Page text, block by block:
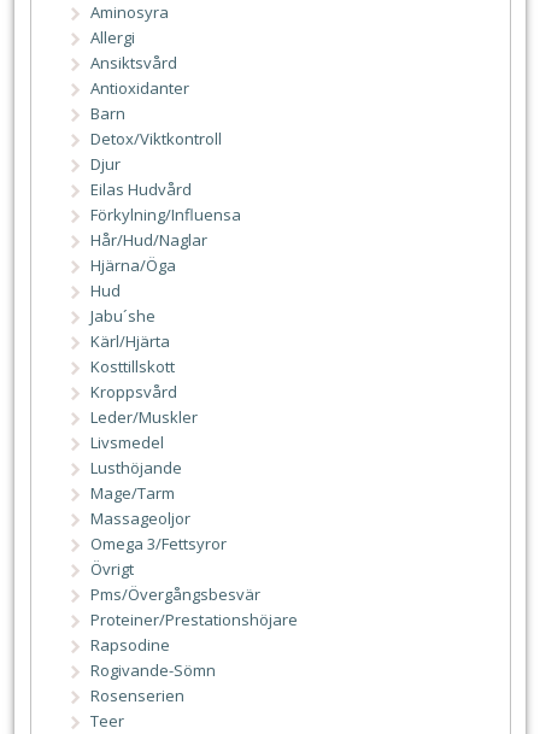
Aminosyra
Allergi
Ansiktsvård
Antioxidanter
Barn
Detox/Viktkontroll
Djur
Eilas Hudvård
Förkylning/Influensa
Hår/Hud/Naglar
Hjärna/Öga
Hud
Jabu´she
Kärl/Hjärta
Kosttillskott
Kroppsvård
Leder/Muskler
Livsmedel
Lusthöjande
Mage/Tarm
Massageoljor
Omega 3/Fettsyror
Övrigt
Pms/Övergångsbesvär
Proteiner/Prestationshöjare
Rapsodine
Rogivande-Sömn
Rosenserien
Teer